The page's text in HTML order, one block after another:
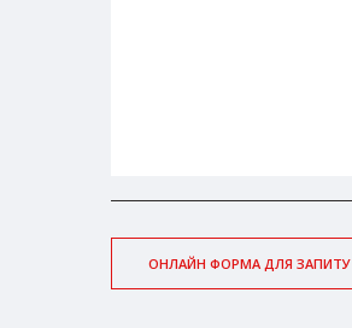
ОНЛАЙН ФОРМА ДЛЯ ЗАПИТУ